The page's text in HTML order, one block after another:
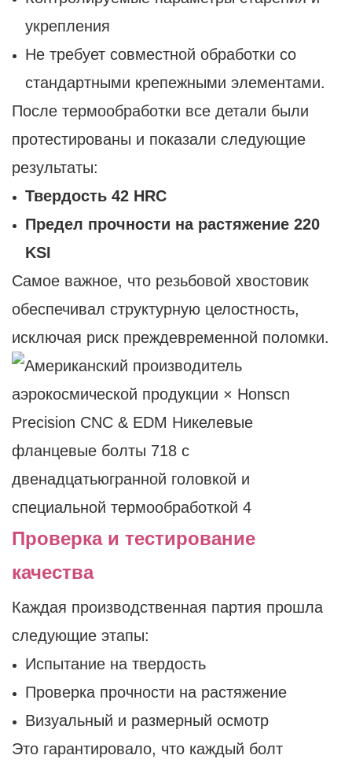
укрепления
Не требует совместной обработки со
стандартными крепежными элементами.
После термообработки все детали были
протестированы и показали следующие
результаты:
Твердость 42 HRC
Предел прочности на растяжение 220
KSI
Самое важное, что резьбовой хвостовик
обеспечивал структурную целостность,
исключая риск преждевременной поломки.
Проверка и тестирование
качества
Каждая производственная партия прошла
следующие этапы:
Испытание на твердость
Проверка прочности на растяжение
Визуальный и размерный осмотр
Это гарантировало, что каждый болт